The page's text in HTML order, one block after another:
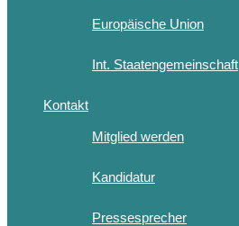
Europäische Union
Int. Staatengemeinschaft
Kontakt
Mitglied werden
Kandidatur
Pressesprecher